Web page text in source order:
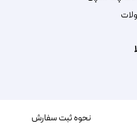
نحوه ثبت سفارش